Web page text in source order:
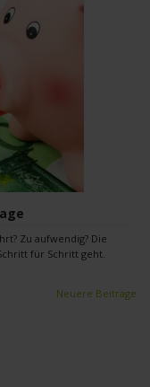
Zu aufwendig? Die
für Schritt geht.
Neuere Beiträge